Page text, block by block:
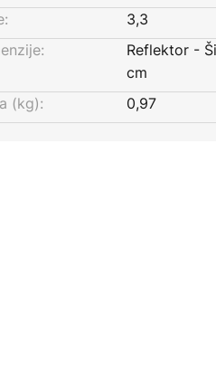
3,3
Reflektor -
cm
(kg):
0,97